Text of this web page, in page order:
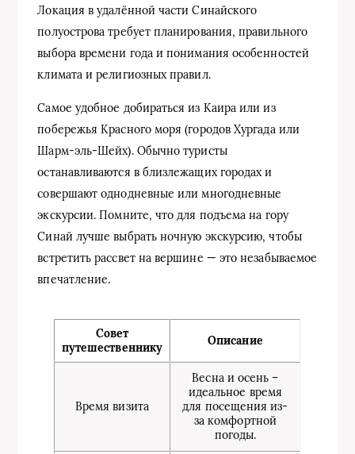
Локация в удалённой части Синайского
полуострова требует планирования, правильного
выбора времени года и понимания особенностей
климата и религиозных правил.
Самое удобное добираться из Каира или из
побережья Красного моря (городов Хургада или
Шарм-эль-Шейх). Обычно туристы
останавливаются в близлежащих городах и
совершают однодневные или многодневные
экскурсии. Помните, что для подъема на гору
Синай лучше выбрать ночную экскурсию, чтобы
встретить рассвет на вершине — это незабываемое
впечатление.
Совет
путешественнику
Описание
Время визита
Весна и осень –
идеальное время
для посещения из-
за комфортной
погоды.